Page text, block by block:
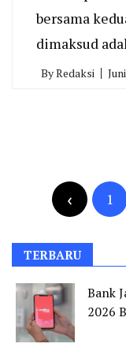
bersama
dimaksud
ByRedaksi
1
TERBARU
Bank
2026